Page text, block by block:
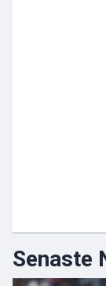
Senaste